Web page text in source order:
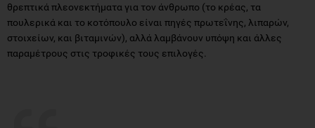
θρεπτικά πλεονεκτήματα για τον άνθρωπο (το κρέας, τα
πουλερικά και το κοτόπουλο είναι πηγές πρωτεΐνης, λιπαρών,
στοιχείων, και βιταμινών), αλλά λαμβάνουν υπόψη και άλλες
παραμέτρους στις τροφικές τους επιλογές.